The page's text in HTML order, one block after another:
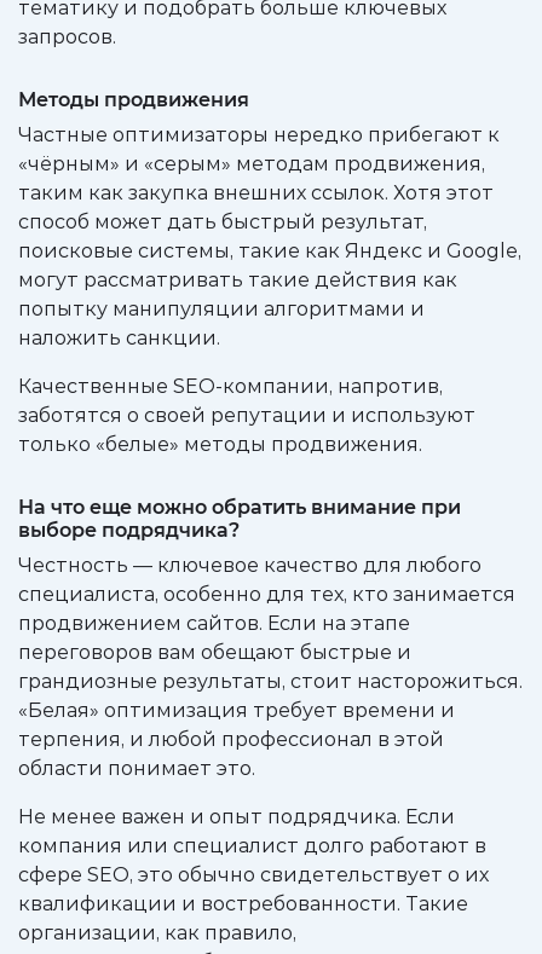
тематику и подобрать больше ключевых
запросов.
Методы продвижения
Частные оптимизаторы нередко прибегают к
«чёрным» и «серым» методам продвижения,
таким как закупка внешних ссылок. Хотя этот
способ может дать быстрый результат,
поисковые системы, такие как Яндекс и Google,
могут рассматривать такие действия как
попытку манипуляции алгоритмами и
наложить санкции.
Качественные SEO-компании, напротив,
заботятся о своей репутации и используют
только «белые» методы продвижения.
На что еще можно обратить внимание при
выборе подрядчика?
Честность — ключевое качество для любого
специалиста, особенно для тех, кто занимается
продвижением сайтов. Если на этапе
переговоров вам обещают быстрые и
грандиозные результаты, стоит насторожиться.
«Белая» оптимизация требует времени и
терпения, и любой профессионал в этой
области понимает это.
Не менее важен и опыт подрядчика. Если
компания или специалист долго работают в
сфере SEO, это обычно свидетельствует о их
квалификации и востребованности. Такие
организации, как правило,